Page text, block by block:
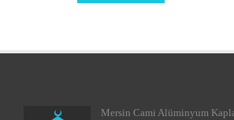
Mersin Cami Alüminyum